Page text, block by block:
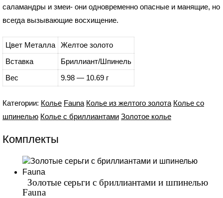
саламандры и змеи- они одновременно опасные и манящие, но
всегда вызывающие восхищение.
Цвет Металла
Желтое золото
Вставка
Бриллиант/Шпинель
Вес
9.98 — 10.69 г
Категории: Колье Fauna Колье из желтого золота Колье со
шпинелью Колье с бриллиантами Золотое колье
Комплекты
Золотые серьги с бриллиантами и шпинелью
Fauna